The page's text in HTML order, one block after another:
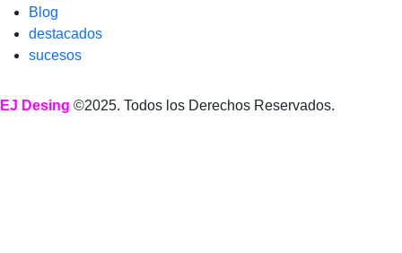
Blog
destacados
sucesos
EJ Desing ©2025. Todos los Derechos Reservados.